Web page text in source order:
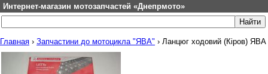
Интернет-магазин мотозапчастей «Днепрмото»
Главная › Запчастини до мотоцикла "ЯВА" › Ланцюг ходовий (Кіров) ЯВА